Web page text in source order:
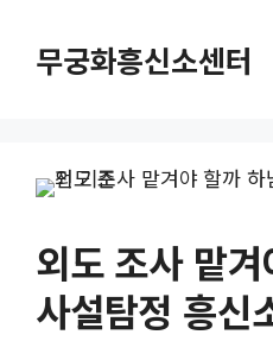
무궁화흥신소센터
외도 조사 맡
사설탐정 흥신